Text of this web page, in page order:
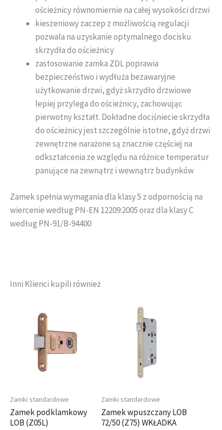
ościeżnicy równomiernie na całej wysokości drzwi
kieszeniowy zaczep z możliwością regulacji
pozwala na uzyskanie optymalnego docisku
skrzydła do ościeżnicy
zastosowanie zamka ZDL poprawia
bezpieczeństwo i wydłuża bezawaryjne
użytkowanie drzwi, gdyż skrzydło drzwiowe
lepiej przylega do ościeżnicy, zachowując
pierwotny kształt. Dokładne dociśniecie skrzydła
do ościeżnicy jest szczególnie istotne, gdyż drzwi
zewnętrzne narażone są znacznie częściej na
odkształcenia ze względu na różnice temperatur
panujące na zewnątrz i wewnątrz budynków
Zamek spełnia wymagania dla klasy 5 z odpornością na
wiercenie według PN-EN 12209:2005 oraz dla klasy C
według PN-91/B-94400
Inni Klienci kupili również
Zamki standardowe
Zamek podklamkowy
LOB (Z05L)
Zamki standardowe
Zamek wpuszczany LOB
72/50 (Z75) WKŁADKA